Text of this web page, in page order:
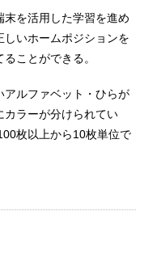
末を活用した学習を進め
いホームポジションを
ことができる。
ルファベット・ひらが
カラーが分けられてい
枚以上から10枚単位で